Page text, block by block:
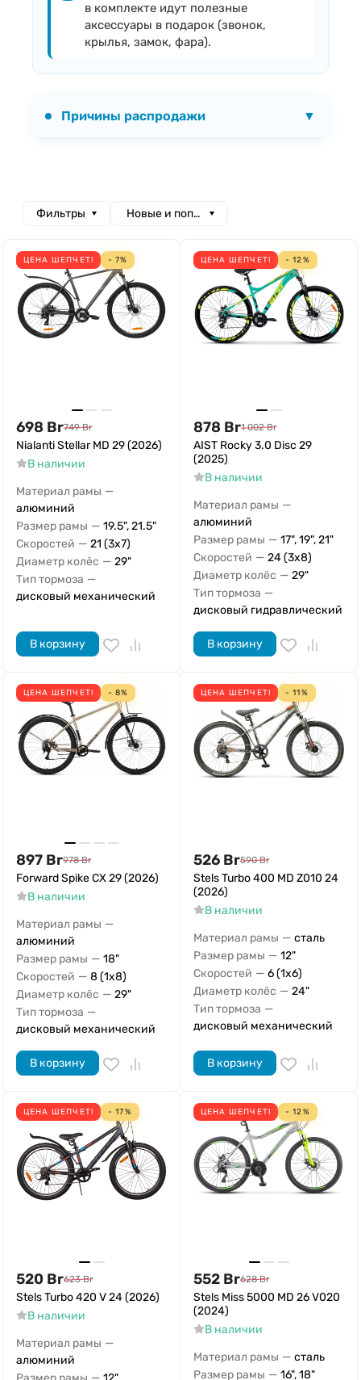
в комплекте идут полезные
аксессуары в подарок (звонок,
крылья, замок, фара).
Причины распродажи ▼
Фильтры Новые и популярные
ЦЕНА ШЕПЧЕТ! - 7%
698 Br749 Br
Nialanti Stellar MD 29 (2026)
В наличии
Материал рамы —
алюминий
Размер рамы — 19.5", 21.5"
Скоростей — 21 (3x7)
Диаметр колёс — 29"
Тип тормоза —
дисковый механический
В корзину
ЦЕНА ШЕПЧЕТ! - 12%
878 Br1 002 Br
AIST Rocky 3.0 Disc 29
(2025)
В наличии
Материал рамы —
алюминий
Размер рамы — 17", 19", 21"
Скоростей — 24 (3x8)
Диаметр колёс — 29"
Тип тормоза —
дисковый гидравлический
В корзину
ЦЕНА ШЕПЧЕТ! - 8%
897 Br978 Br
Forward Spike CX 29 (2026)
В наличии
Материал рамы —
алюминий
Размер рамы — 18"
Скоростей — 8 (1x8)
Диаметр колёс — 29"
Тип тормоза —
дисковый механический
В корзину
ЦЕНА ШЕПЧЕТ! - 11%
526 Br590 Br
Stels Turbo 400 MD Z010 24
(2026)
В наличии
Материал рамы — сталь
Размер рамы — 12"
Скоростей — 6 (1x6)
Диаметр колёс — 24"
Тип тормоза —
дисковый механический
В корзину
ЦЕНА ШЕПЧЕТ! - 17%
520 Br623 Br
Stels Turbo 420 V 24 (2026)
В наличии
Материал рамы —
алюминий
ЦЕНА ШЕПЧЕТ! - 12%
552 Br628 Br
Stels Miss 5000 MD 26 V020
(2024)
В наличии
Материал рамы — сталь
Размер рамы — 16", 18"